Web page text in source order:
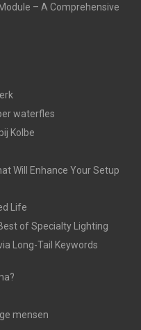
– A Comprehensive
waterfles
Kolbe
Will Enhance Your Setup
Life
of Specialty Lighting
Long-Tail Keywords
mensen